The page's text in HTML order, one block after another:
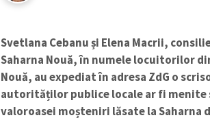
Svetlana Cebanu și Elena Macrii,
Saharna Nouă, în numele locuitorilor
Nouă, au expediat în adresa ZdG o
autorităților publice locale ar fi
valoroasei moșteniri lăsate la